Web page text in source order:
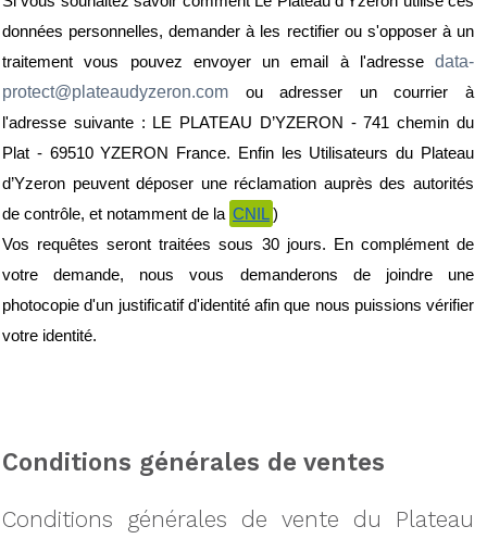
données personnelles, demander à les rectifier ou s'opposer à un
traitement vous pouvez envoyer un email à l'adresse data-
protect@plateaudyzeron.com ou adresser un courrier à
l'adresse suivante : LE PLATEAU D’YZERON - 741 chemin du
Plat - 69510 YZERON France. Enfin les Utilisateurs du Plateau
d’Yzeron peuvent déposer une réclamation auprès des autorités
de contrôle, et notamment de la CNIL)
Vos requêtes seront traitées sous 30 jours. En complément de
votre demande, nous vous demanderons de joindre une
photocopie d'un justificatif d'identité afin que nous puissions vérifier
votre identité.
Conditions générales de ventes
Conditions générales de vente du Plateau